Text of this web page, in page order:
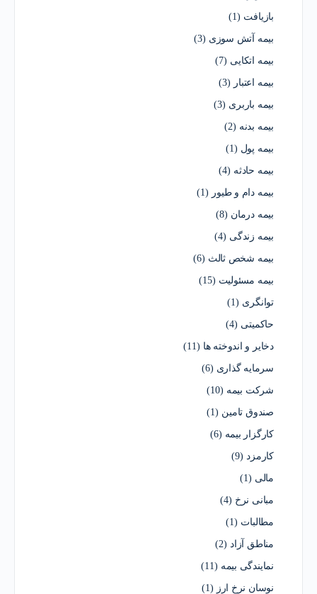
بازیافت (1)
بیمه آتش سوزی (3)
بیمه اتکایی (7)
بیمه اعتبار (3)
بیمه باربری (3)
بیمه بدنه (2)
بیمه پول (1)
بیمه حادثه (4)
بیمه دام و طیور (1)
بیمه درمان (8)
بیمه زندگی (4)
بیمه شخص ثالث (6)
بیمه مسئولیت (15)
توانگری (1)
حاکمیتی (4)
دخایر و اندوخته ها (11)
سرمایه گذاری (6)
شرکت بیمه (10)
صندوق تامین (1)
کارگزار بیمه (6)
کارمزد (9)
مالی (1)
مبانی نرخ (4)
مطالبات (1)
مناطق آزاد (2)
نمایندگی بیمه (11)
نوسان نرخ ارز (1)